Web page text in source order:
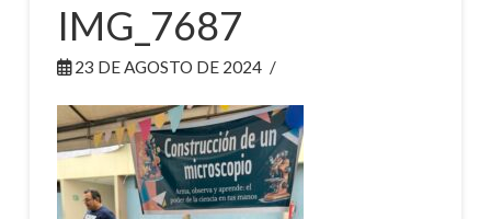
IMG_7687
23 DE AGOSTO DE 2024